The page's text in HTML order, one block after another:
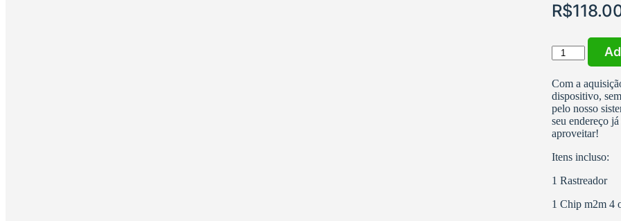
R$
Com a
dispositivo,
pelo nosso
seu endereço
aproveitar!
Itens incluso:
1 Rastreador
1 Chip m2m 4